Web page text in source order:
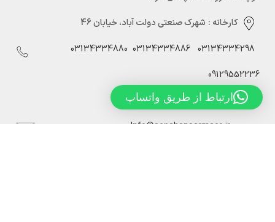
کارخانه : شهرک صنعتی دولت آباد، خیابان 46
03134334298
03134334886
03134334880
09129552236
Info@sepahansarmaco.ir
ارتباط از طریق واتساپ